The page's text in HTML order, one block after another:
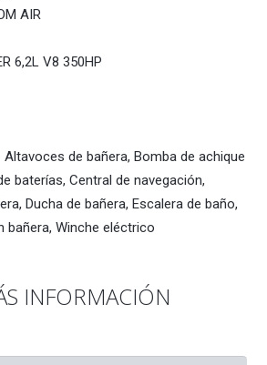
AIR
6,2L V8 350HP
Altavoces de bañera, Bomba de achique
baterías, Central de navegación,
Ducha de bañera, Escalera de baño,
bañera, Winche eléctrico
INFORMACIÓN